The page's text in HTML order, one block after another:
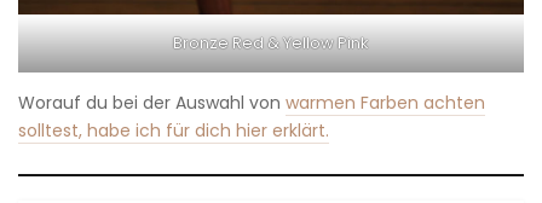
Bronze Red & Yellow Pink
Worauf du bei der Auswahl von warmen Farben achten
solltest, habe ich für dich hier erklärt.